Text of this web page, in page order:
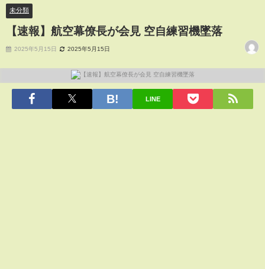
未分類
【速報】航空幕僚長が会見 空自練習機墜落
2025年5月15日 2025年5月15日
LINE